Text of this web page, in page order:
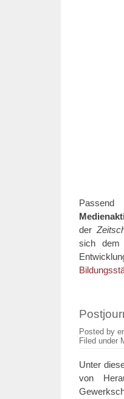
der
sich dem
Posted by
Filed under
Unter
von